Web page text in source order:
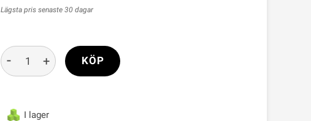
Lägsta pris senaste 30 dagar
I lager
- + KÖP